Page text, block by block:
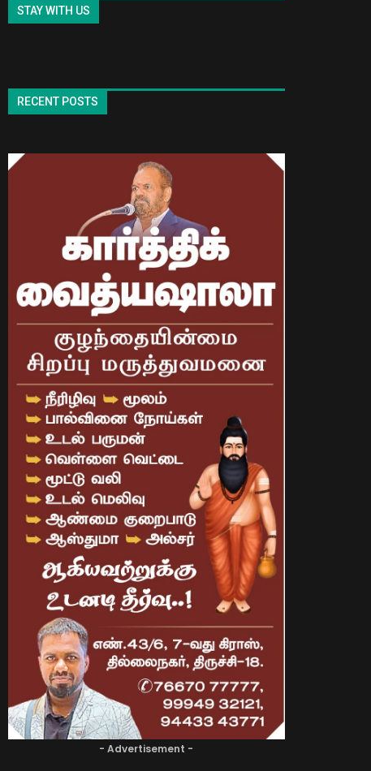
STAY WITH US
RECENT POSTS
- Advertisement -